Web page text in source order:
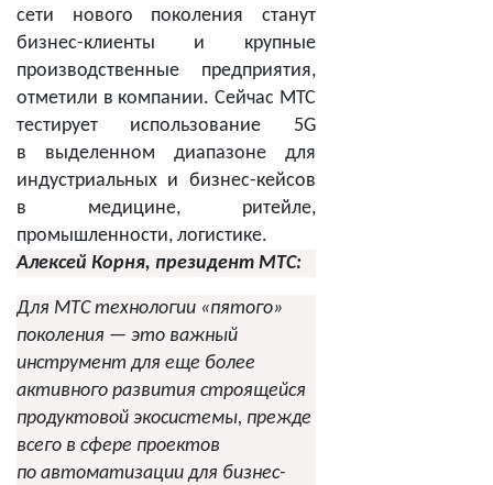
сети нового поколения станут
бизнес-клиенты и крупные
производственные предприятия,
отметили в компании. Сейчас МТС
тестирует использование 5G
в выделенном диапазоне для
индустриальных и бизнес-кейсов
в медицине, ритейле,
промышленности, логистике.
Алексей Корня, президент МТС:
Для МТС технологии «пятого»
поколения — это важный
инструмент для еще более
активного развития строящейся
продуктовой экосистемы, прежде
всего в сфере проектов
по автоматизации для бизнес-